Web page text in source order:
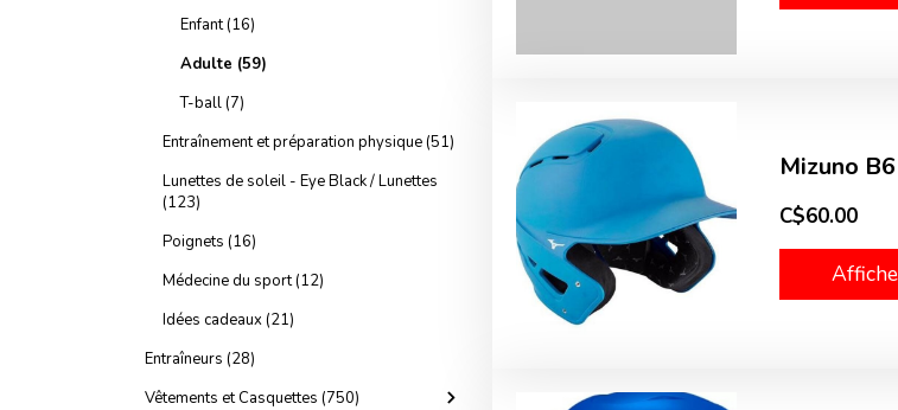
Enfant (16)
Adulte (59)
T-ball (7)
Entraînement et préparation physique (51)
Lunettes de soleil - Eye Black / Lunettes
(123)
Poignets (16)
Médecine du sport (12)
Idées cadeaux (21)
Entraîneurs (28)
Vêtements et Casquettes (750)
Mizuno
C$60.00